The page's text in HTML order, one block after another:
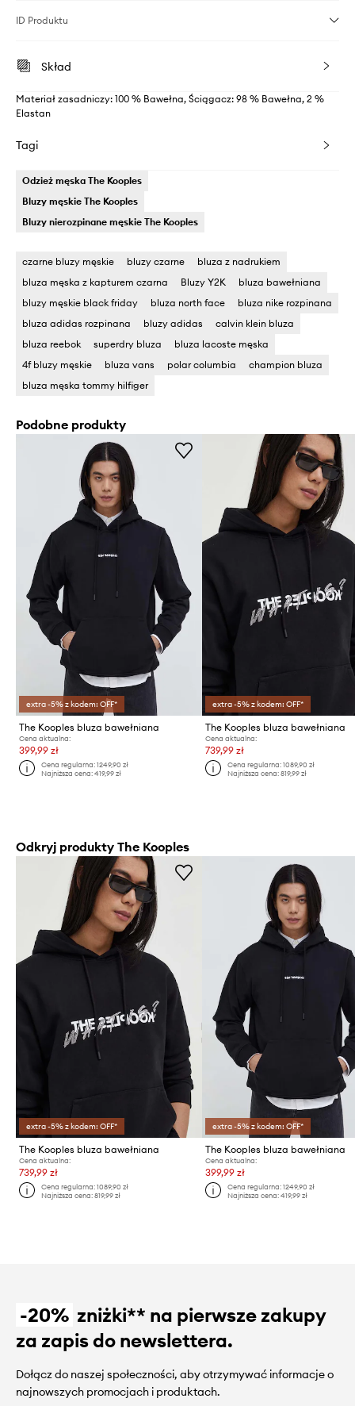
ID Produktu
Skład
Materiał zasadniczy: 100 % Bawełna, Ściągacz: 98 % Bawełna, 2 %
Elastan
Tagi
Odzież męska The Kooples
Bluzy męskie The Kooples
Bluzy nierozpinane męskie The Kooples
czarne bluzy męskie bluzy czarne
bluza z nadrukiem
bluza męska z kapturem czarna
Bluzy Y2K
bluza bawełniana
bluzy męskie black friday
bluza north face
bluza nike rozpinana
bluza adidas rozpinana
bluzy adidas
calvin klein bluza
bluza reebok
superdry bluza
bluza lacoste męska
4f bluzy męskie
bluza vans polar columbia
champion bluza
bluza męska tommy hilfiger
Podobne produkty
extra -5% z kodem: OFF*
The Kooples bluza bawełniana
Cena aktualna:
399,99 zł
Cena regularna:1249,90 zł
Najniższa cena:419,99 zł
extra -5% z kodem: OFF*
The Kooples bluza bawełniana
Cena aktualna:
739,99 zł
Cena regularna: 1089,90 zł
Najniższa cena: 819,99 zł
Odkryj produkty The Kooples
extra -5% z kodem: OFF*
The Kooples bluza bawełniana
Cena aktualna:
739,99 zł
Cena regularna:1089,90 zł
Najniższa cena:819,99 zł
extra -5% z kodem: OFF*
The Kooples bluza bawełniana
Cena aktualna:
399,99 zł
Cena regularna: 1249,90 zł
Najniższa cena: 419,99 zł
-20% zniżki** na pierwsze zakupy
za zapis do newslettera.
Dołącz do naszej społeczności, aby otrzymywać informacje o
najnowszych promocjach i produktach.